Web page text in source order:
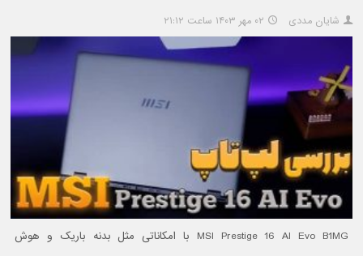
شایان مددی ۰۲ مهر ۱۴۰۳ ساعت ۲۱:۱۲
MSI Prestige 16 AI Evo B1MG با امکاناتی مثل بدنه باریک و هوش